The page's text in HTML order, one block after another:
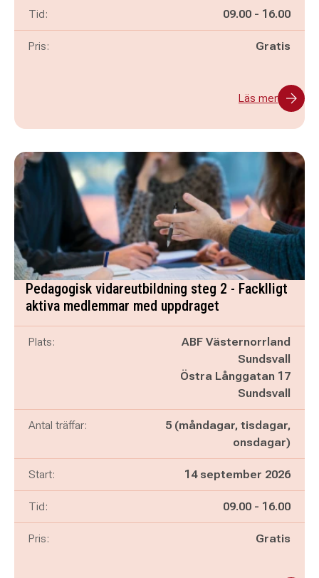
Tid: Pågår mellan
09.00 - och
16.00
Pris: Gratis
Läs mer
Pedagogisk vidareutbildning steg 2 - Facklligt
aktiva medlemmar med uppdraget
Plats:
ABF Västernorrland
Sundsvall
Östra Långgatan 17
Sundsvall
Antal träffar:
5 (måndagar, tisdagar,
onsdagar)
Start: 14 september 2026
Tid: Pågår mellan
09.00 - och
16.00
Pris: Gratis